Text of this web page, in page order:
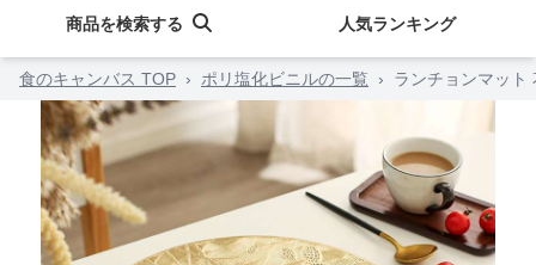
商品を検索する 人気ランキング
食のキャンバス TOP › ポリ塩化ビニルの一覧 › ランチョンマット